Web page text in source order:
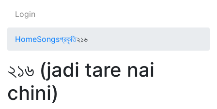
Login
HomeSongsপ্রকৃতি২১৬
২১৬ (jadi tare nai
chini)